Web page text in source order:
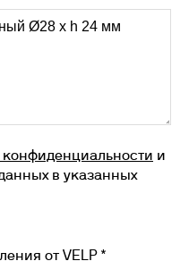
конфиденциальности и
в указанных
от VELP *